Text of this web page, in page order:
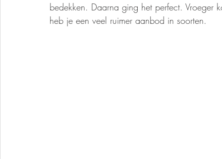
bedekken. Daarna ging het perfect.
heb je een veel ruimer aanbod in soorten.